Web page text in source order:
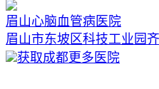
眉山心脑血管病医院
眉山市东坡区科技工业园
获取成都更多医院